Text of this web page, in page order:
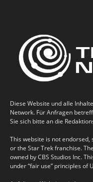
Diese Website und alle
Network. Für Anfragen
Sie sich bitte an die
This website is not endorsed,
or the Star Trek franchise.
owned by CBS Studios Inc.
under “fair use” principles of